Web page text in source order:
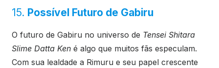
15. Possível Futuro de Gabiru
O futuro de Gabiru no universo de Tensei Shitara
Slime Datta Ken é algo que muitos fãs especulam.
Com sua lealdade a Rimuru e seu papel crescente